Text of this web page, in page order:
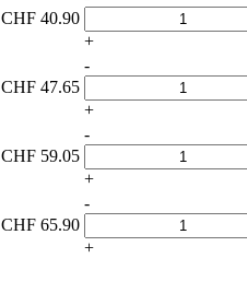
CHF 40.90
+
CHF 47.65
-
+
CHF 59.05
-
+
CHF 65.90
-
+